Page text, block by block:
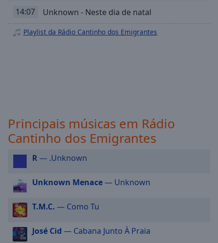
descriptions
off,
selected
dialog
subtitles
off,
selected
Track
Picture-
in-
Picture
Fullscreen
This
14:07 Unknown - Neste dia de natal
Playlist da Rádio Cantinho dos Emigrantes
Principais músicas em Rádio
Cantinho dos Emigrantes
R— .Unknown
Unknown Menace— Unknown
T.M.C. — Como Tu
José Cid — Cabana Junto À Praia